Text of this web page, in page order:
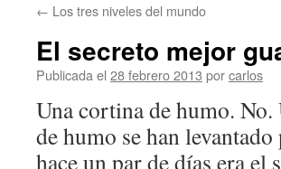
← Los tres niveles del mundo
El secreto mejor
Publicada el 28 febrero 2013 porcarlos
Una cortina de humo.
de humo se han
hace un par de días era